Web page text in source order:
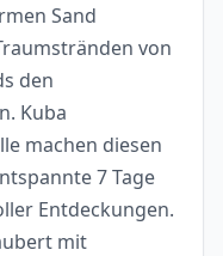
Sand
von
den
Kuba
machen diesen
7 Tage
Entdeckungen.
mit